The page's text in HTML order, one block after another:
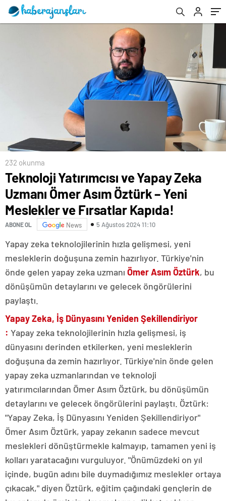
Fırsatlar Kapıda!
232 okunma
Teknoloji Yatırımcısı ve Yapay Zeka
Uzmanı Ömer Asım Öztürk – Yeni
Meslekler ve Fırsatlar Kapıda!
ABONE OL News 5 Ağustos 2024 11:10
Yapay zeka teknolojilerinin hızla gelişmesi, yeni
mesleklerin doğuşuna zemin hazırlıyor. Türkiye'nin
önde gelen yapay zeka uzmanı Ömer Asım Öztürk, bu
dönüşümün detaylarını ve gelecek öngörülerini
paylaştı.
Yapay Zeka, İş Dünyasını Yeniden Şekillendiriyor
: Yapay zeka teknolojilerinin hızla gelişmesi, iş
dünyasını derinden etkilerken, yeni mesleklerin
doğuşuna da zemin hazırlıyor. Türkiye'nin önde gelen
yapay zeka uzmanlarından ve teknoloji
yatırımcılarından Ömer Asım Öztürk, bu dönüşümün
detaylarını ve gelecek öngörülerini paylaştı. Öztürk:
"Yapay Zeka, İş Dünyasını Yeniden Şekillendiriyor"
Ömer Asım Öztürk, yapay zekanın sadece mevcut
meslekleri dönüştürmekle kalmayıp, tamamen yeni iş
kolları yaratacağını vurguluyor. "Önümüzdeki on yıl
içinde, bugün adını bile duymadığımız meslekler ortaya
çıkacak," diyen Öztürk, eğitim çağındaki gençlerin de